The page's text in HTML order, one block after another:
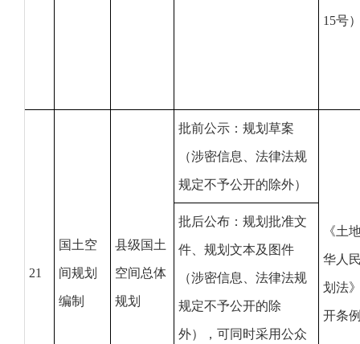
15号
21
国土空
间规划
编制
县级国土
空间总体
规划
批前公示：规划草案
（涉密信息、法律法规
规定不予公开的除外）
《土
华人
划法
开条
批后公布：规划批准文
件、规划文本及图件
（涉密信息、法律法规
规定不予公开的除
外），可同时采用公众